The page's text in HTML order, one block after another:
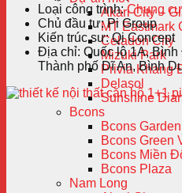
Akari City –
MT Eastmark
Celadon City
Mizuki Park
Privia Khang
Delasol
Sunshine
Bcons
Bcons Garden
Bcons Green
Bcons Miền
Bcons Plaza
Nam Long
Loại công trình:Chung cư
Chủ đầu tư:Pi Group
Kiến trúc sư:Qi Concept
Địa chỉ: Quốc lộ 1A,
Thành phố Dĩ An, Bình